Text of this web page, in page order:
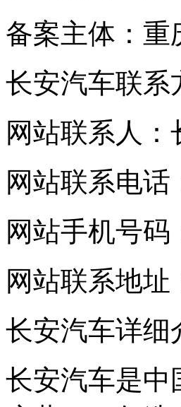
备案主体：重
长安汽车联系
网站联系人：
网站联系电话
网站手机号码
网站联系地
长安汽车详细
长安汽车是中